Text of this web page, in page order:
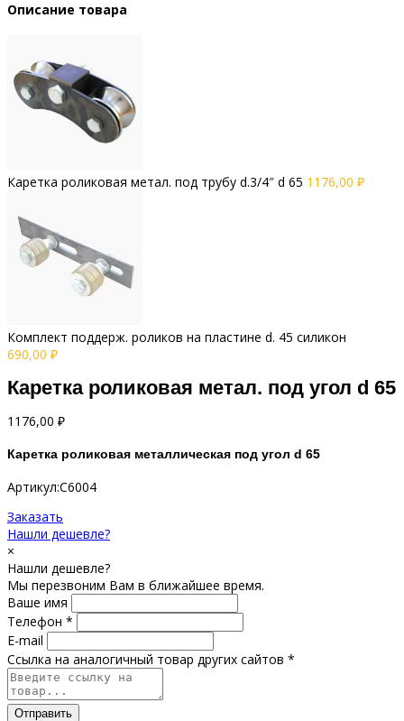
Описание товара
Каретка роликовая метал. под трубу d.3/4″ d 65 1176,00 ₽
Комплект поддерж. роликов на пластине d. 45 силикон
690,00 ₽
Каретка роликовая метал. под угол d 65
1176,00 ₽
Каретка роликовая металлическая под угол d 65
Артикул:C6004
Заказать
Нашли дешевле?
×
Нашли дешевле?
Мы перезвоним Вам в ближайшее время.
Ваше имя
Телефон *
E-mail
Ссылка на аналогичный товар других сайтов *
Отправить